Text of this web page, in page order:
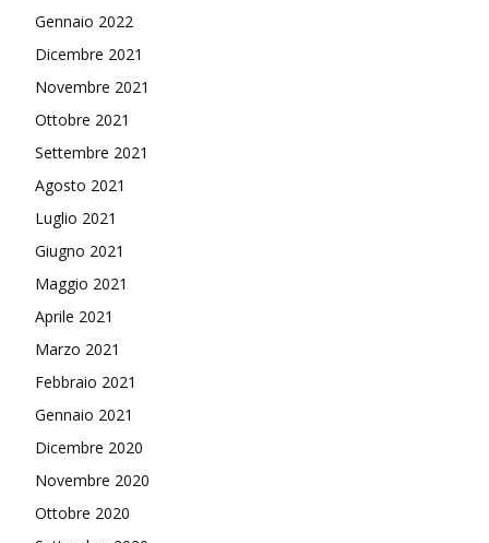
Gennaio 2022
Dicembre 2021
Novembre 2021
Ottobre 2021
Settembre 2021
Agosto 2021
Luglio 2021
Giugno 2021
Maggio 2021
Aprile 2021
Marzo 2021
Febbraio 2021
Gennaio 2021
Dicembre 2020
Novembre 2020
Ottobre 2020